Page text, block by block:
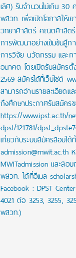
เลิศ) รับจำนวนไม่เกิน 30
พสวท. เพื่อเปิดโอกาสให้
วิทยาศาสตร์ คณิตศาสตร์
การพัฒนาอย่างเข้มข้นสู่ก
การวิจัย นวัตกรรม และก
อนาคต โดยเปิดรับสมัคร
2569 สมัครได้ที่เว็บไซต์
สามารถอ่านรายละเอียด
ถึงศึกษาประกาศรับสมัคร
https://www.ipst.ac.th/
dpst/121781/
เกี่ยวกับระบบสมัครสอบได้
admission@mwit.ac.th
MWITadmission และสอ
พสวท. ได้ที่อีเมล
Facebook : DPST
4021 ต่อ 3253, 3255,
พสวท.)